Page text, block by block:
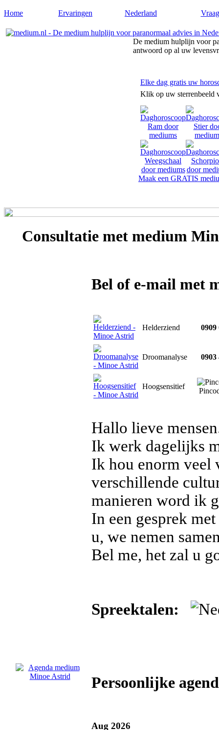
Home Ervaringen Nederland
De medium hulplijn voor
antwoord op al uw
Elke dag gratis uw
Klik op uw sterrenbeeld
Maak een GRATIS
Consultatie met medium
Bel of e-mail met
Helderziend 0909
Droomanalyse 0903
Hoogsensitief
Hallo lieve
Ik werk dagelijks
Ik hou enorm veel
verschillende
manieren word ik
In een gesprek
u, we nemen
Bel me, het zal u
Spreektalen:
Persoonlijke
Aug 2026